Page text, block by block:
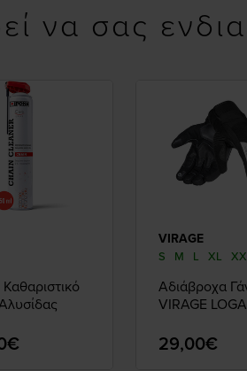
να σας
VIRAGE
S M L XL
Αδιάβροχα
VIRAGE
29,00€